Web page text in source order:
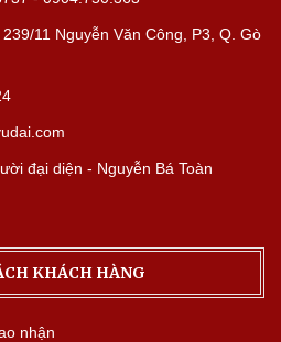
239/11 Nguyễn Văn Công, P3, Q. Gò
đại diện - Nguyễn Bá Toàn
KHÁCH HÀNG
nhận